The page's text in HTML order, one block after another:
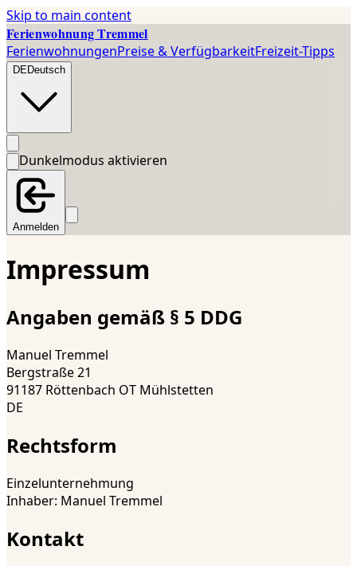
Skip to main content
Ferienwohnung Tremmel
FerienwohnungenPreise & VerfügbarkeitFreizeit-Tipps
DEDeutsch
Dunkelmodus aktivieren
Anmelden
Impressum
Angaben gemäß § 5 DDG
Manuel Tremmel
Bergstraße 21
91187 Röttenbach OT Mühlstetten
DE
Rechtsform
Einzelunternehmung
Inhaber: Manuel Tremmel
Kontakt